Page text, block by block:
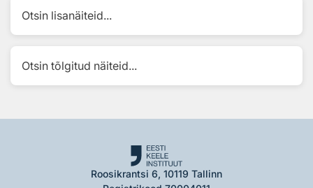
Otsin lisanäiteid...
Otsin tõlgitud näiteid...
Roosikrantsi 6, 10119 Tallinn